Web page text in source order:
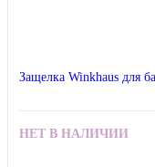
Защелка Winkhaus для
НЕТ В НАЛИЧИИ